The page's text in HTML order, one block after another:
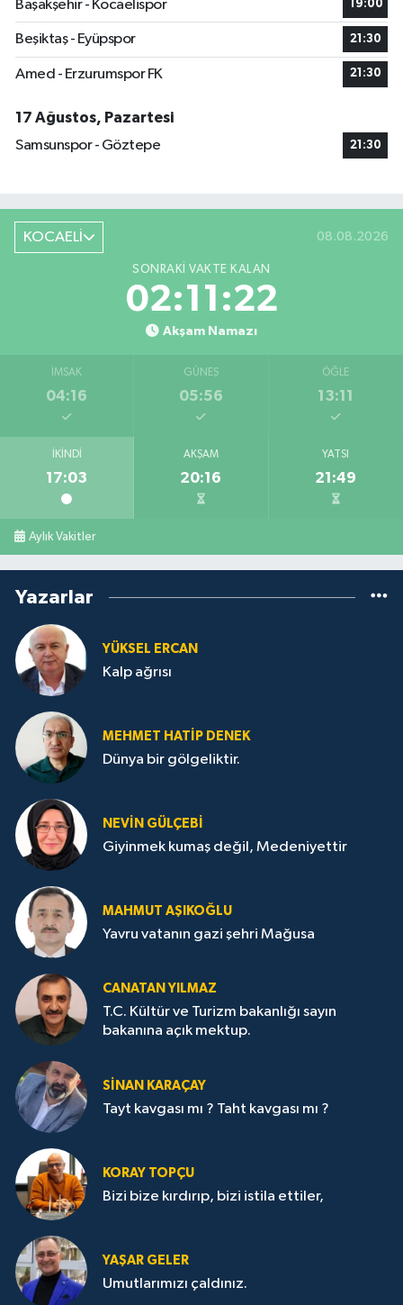
Başakşehir - Kocaelispor 19:00
Beşiktaş - Eyüpspor 21:30
Amed - Erzurumspor FK 21:30
17 Ağustos, Pazartesi
Samsunspor - Göztepe
21:30
KOCAELİ 08.08.2026
SONRAKI VAKTE KALAN
02:11:21
Akşam Namazı
İMSAK
04:16
GÜNEŞ
05:56
ÖĞLE
13:11
İKINDI
17:03
AKŞAM
20:16
YATSI
21:49
Aylık Vakitler
Yazarlar
YÜKSEL ERCAN
Kalp ağrısı
MEHMET HATİP DENEK
Dünya bir gölgeliktir.
NEVİN GÜLÇEBİ
Giyinmek kumaş değil, Medeniyettir
MAHMUT AŞIKOĞLU
Yavru vatanın gazi şehri Mağusa
CANATAN YILMAZ
T.C. Kültür ve Turizm bakanlığı sayın
bakanına açık mektup.
SİNAN KARAÇAY
Tayt kavgası mı ? Taht kavgası mı ?
KORAY TOPÇU
Bizi bize kırdırıp, bizi istila ettiler,
YAŞAR GELER
Umutlarımızı çaldınız.